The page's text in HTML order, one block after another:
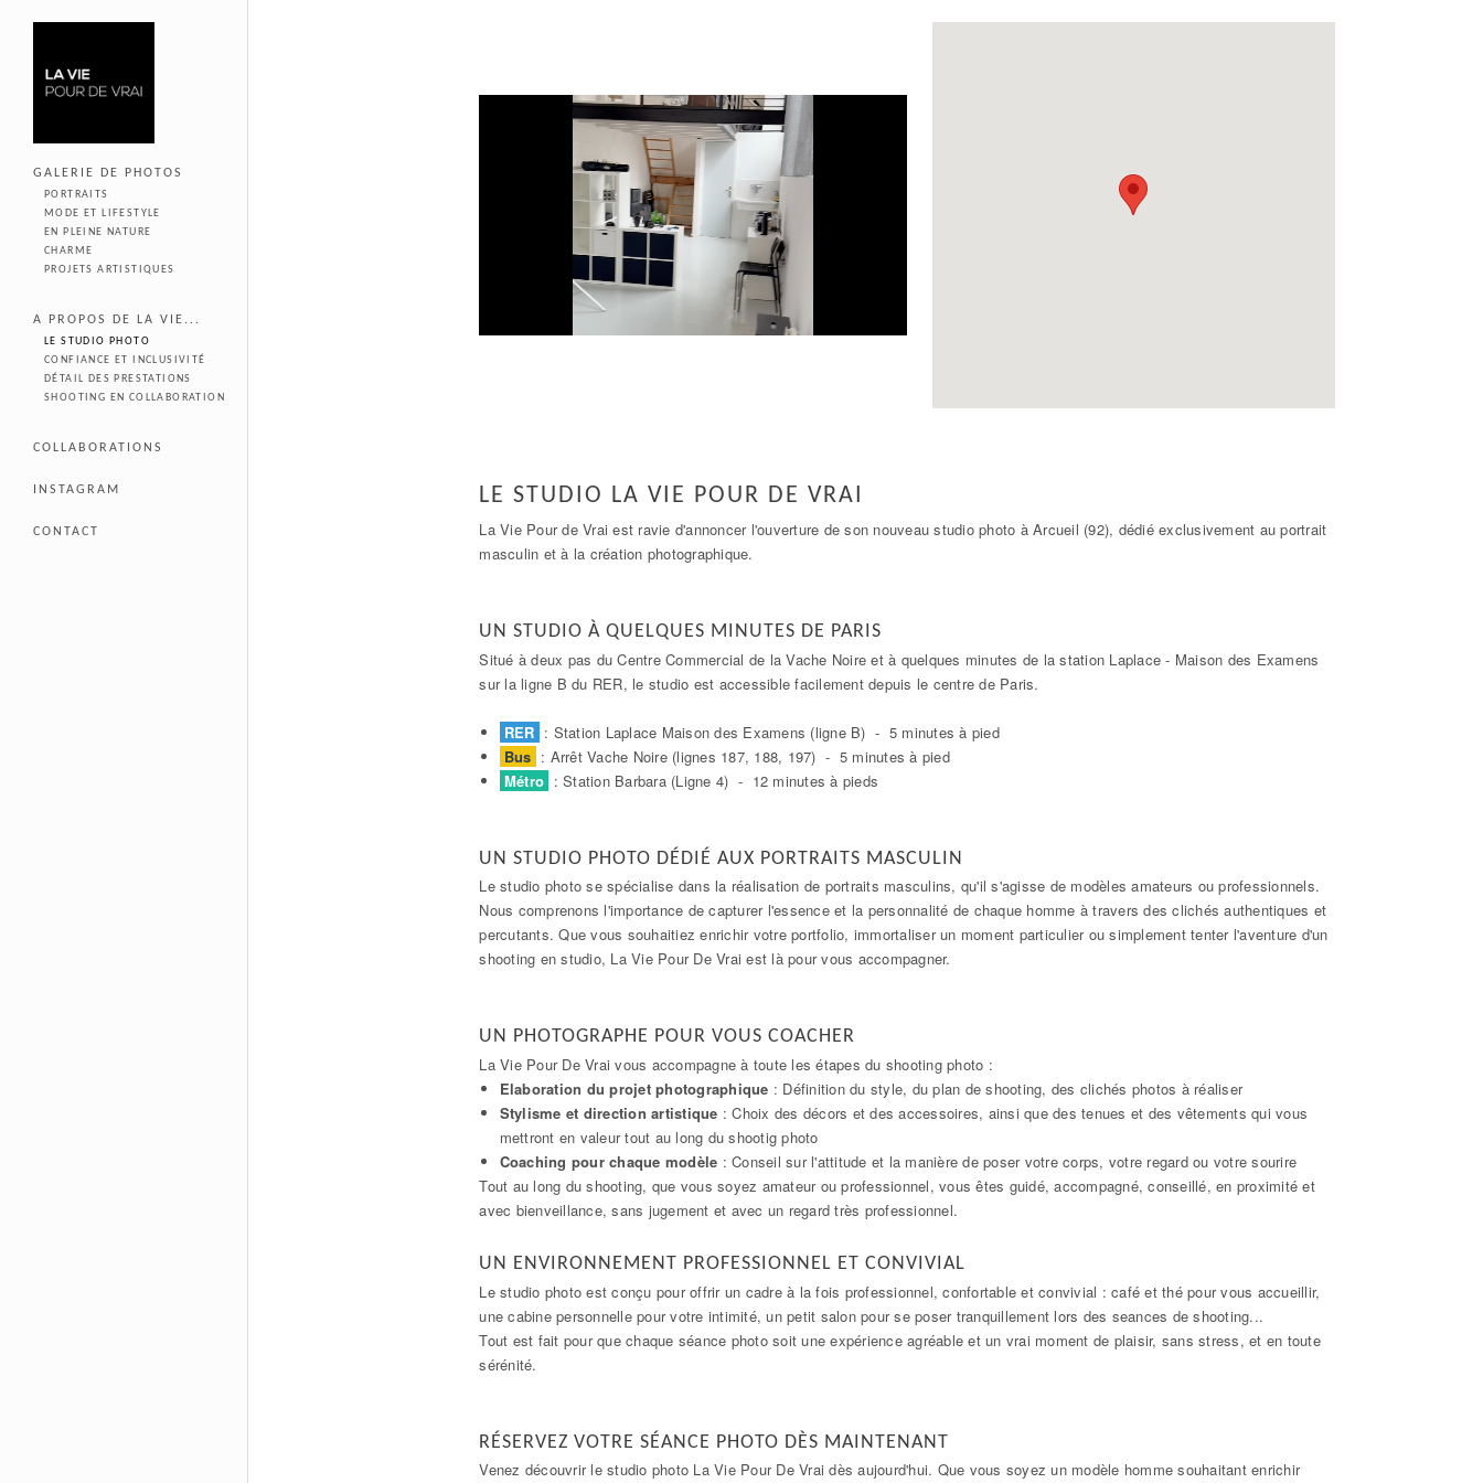
GALERIE DE PHOTOS
PORTRAITS
MODE ET LIFESTYLE
EN PLEINE NATURE
CHARME
PROJETS ARTISTIQUES
A PROPOS DE LA VIE...
LE STUDIO PHOTO
CONFIANCE ET INCLUSIVITÉ
DÉTAIL DES PRESTATIONS
SHOOTING EN COLLABORATION
COLLABORATIONS
INSTAGRAM
CONTACT
LE STUDIO LA VIE POUR DE VRAI
La Vie Pour de Vrai est ravie d'annoncer l'ouverture de son nouveau studio photo à Arcueil (92), dédié exclusivement au portrait
masculin et à la création photographique.
UN STUDIO À QUELQUES MINUTES DE PARIS
Situé à deux pas du Centre Commercial de la Vache Noire et à quelques minutes de la station Laplace - Maison des Examens
sur la ligne B du RER, le studio est accessible facilement depuis le centre de Paris.
RER : Station Laplace Maison des Examens (ligne B) - 5 minutes à pied
Bus : Arrêt Vache Noire (lignes 187, 188, 197) - 5 minutes à pied
Métro : Station Barbara (Ligne 4) - 12 minutes à pieds
UN STUDIO PHOTO DÉDIÉ AUX PORTRAITS MASCULIN
Le studio photo se spécialise dans la réalisation de portraits masculins, qu'il s'agisse de modèles amateurs ou professionnels.
Nous comprenons l'importance de capturer l'essence et la personnalité de chaque homme à travers des clichés authentiques et
percutants. Que vous souhaitiez enrichir votre portfolio, immortaliser un moment particulier ou simplement tenter l'aventure d'un
shooting en studio, La Vie Pour De Vrai est là pour vous accompagner.
UN PHOTOGRAPHE POUR VOUS COACHER
La Vie Pour De Vrai vous accompagne à toute les étapes du shooting photo :
Elaboration du projet photographique : Définition du style, du plan de shooting, des clichés photos à réaliser
Stylisme et direction artistique : Choix des décors et des accessoires, ainsi que des tenues et des vêtements qui vous
mettront en valeur tout au long du shootig photo
Coaching pour chaque modèle : Conseil sur l'attitude et la manière de poser votre corps, votre regard ou votre sourire
Tout au long du shooting, que vous soyez amateur ou professionnel, vous êtes guidé, accompagné, conseillé, en proximité et
avec bienveillance, sans jugement et avec un regard très professionnel.
UN ENVIRONNEMENT PROFESSIONNEL ET CONVIVIAL
Le studio photo est conçu pour offrir un cadre à la fois professionnel, confortable et convivial : café et thé pour vous accueillir,
une cabine personnelle pour votre intimité, un petit salon pour se poser tranquillement lors des seances de shooting...
Tout est fait pour que chaque séance photo soit une expérience agréable et un vrai moment de plaisir, sans stress, et en toute
sérénité.
RÉSERVEZ VOTRE SÉANCE PHOTO DÈS MAINTENANT
Venez découvrir le studio photo La Vie Pour De Vrai dès aujourd'hui. Que vous soyez un modèle homme souhaitant enrichir